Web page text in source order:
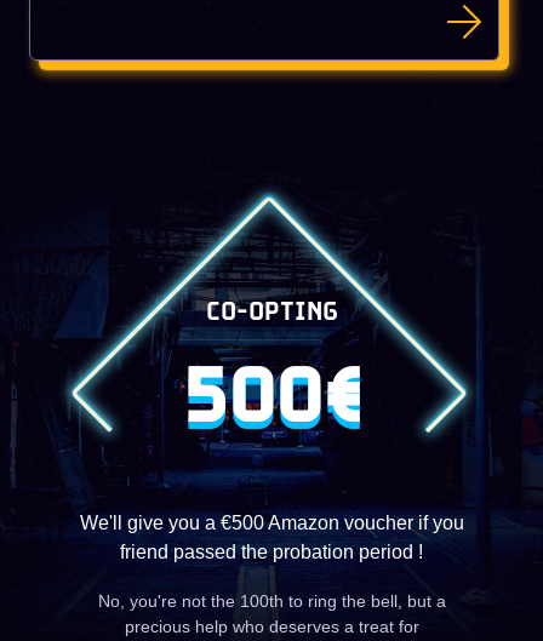
CO-OPTING
500€
We'll give you a €500 Amazon voucher if you
friend passed the probation period !
No, you're not the 100th to ring the bell, but a
precious help who deserves a treat for